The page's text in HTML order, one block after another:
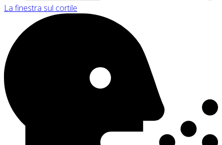
La finestra sul cortile